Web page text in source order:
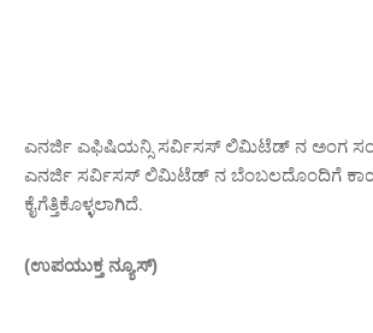
ಎನರ್ಜಿ ಎಫಿಷಿಯನ್ಸಿ ಸರ್ವಿಸಸ್ ಲಿಮಿಟೆಡ್ ನ ಅಂಗ
ಎನರ್ಜಿ ಸರ್ವಿಸಸ್ ಲಿಮಿಟೆಡ್ ನ ಬೆಂಬಲದೊಂದಿಗೆ
ಕೈಗೆತ್ತಿಕೊಳ್ಳಲಾಗಿದೆ.
(ಉಪಯುಕ್ತ ನ್ಯೂಸ್)